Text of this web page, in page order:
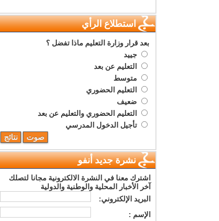
استطلاع الرأي
بعد قرار وزارة التعليم ماذا تفضل ؟
جييد
التعليم عن بعد
متوسط
التعليم الحضوري
ضعيف
التعليم الحضوري والتعليم عن بعد
تأجيل الدخول المدرسي
نشرة جديد أنفو
اشترك معنا في النشرة الالكترونية مجانا لتصلك
آخر الأخبار المحلية والوطنية والدولية
البريد اﻹلكتروني:
اﻹسم :